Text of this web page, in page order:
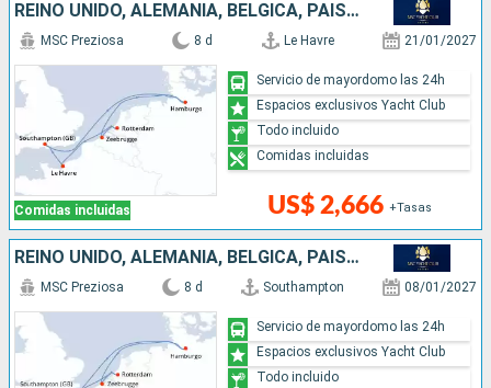
REINO UNIDO, ALEMANIA, BÉLGICA, PAISES BAJOS, FRANCIA
Comidas incluidas
MSC Preziosa 8 d Le Havre 21/01/2027
US$ 2,666 +Tasas
Servicio de mayordomo las 24h
Espacios exclusivos Yacht Club
Todo incluido
Comidas incluidas
REINO UNIDO, ALEMANIA, BÉLGICA, PAISES BAJOS, FRANCIA
MSC Preziosa 8 d Southampton 08/01/2027
Servicio de mayordomo las 24h
Espacios exclusivos Yacht Club
Todo incluido